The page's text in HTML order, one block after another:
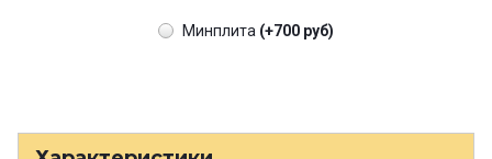
Минплита (+700 руб)